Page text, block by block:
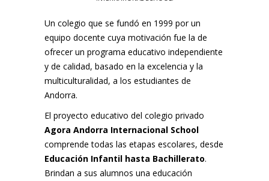
Un colegio que se fundó en 1999 por un
equipo docente cuya motivación fue la de
ofrecer un programa educativo independiente
y de calidad, basado en la excelencia y la
multiculturalidad, a los estudiantes de
Andorra.
El proyecto educativo del colegio privado
Agora Andorra Internacional School
comprende todas las etapas escolares, desde
Educación Infantil hasta Bachillerato.
Brindan a sus alumnos una educación